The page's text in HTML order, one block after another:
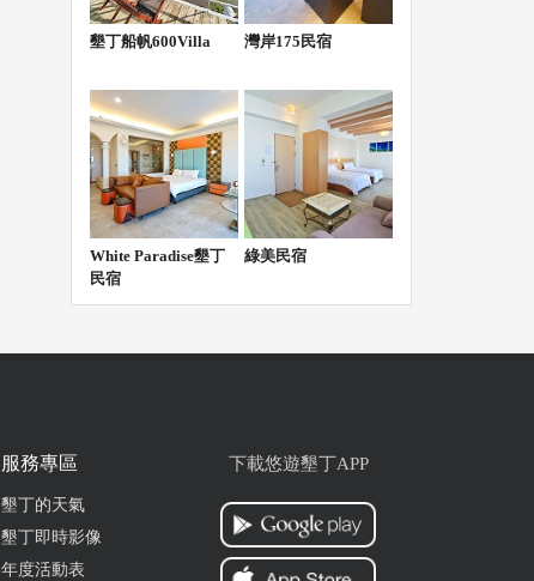
墾丁船帆600Villa 灣岸175民宿
White Paradise墾丁
民宿
綠美民宿
服務專區
墾丁的天氣
墾丁即時影像
年度活動表
下載悠遊墾丁APP